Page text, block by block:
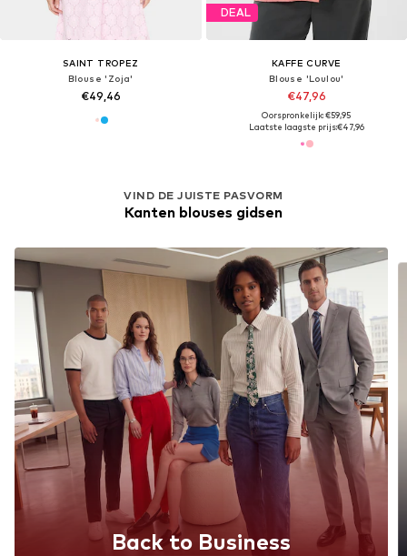
SAINT TROPEZ
Blouse 'Zoja'
€49,46
DEAL
KAFFE CURVE
Blouse 'Loulou'
€47,96
Oorspronkelijk: €59,95
Laatste laagste prijs:€47,96
VIND DE JUISTE PASVORM
Kanten blouses gidsen
Back to Business